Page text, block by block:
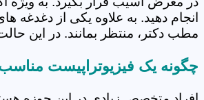
انجام دهید. به علاوه یکی از دغدغه
مطب دکتر، منتظر بمانند. در این
چگونه یک فیزیوتراپیست مناسب در منطقه 9